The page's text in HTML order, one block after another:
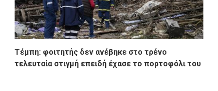
Τέμπη: φοιτητής δεν ανέβηκε στο τρένο
τελευταία στιγμή επειδή έχασε το πορτοφόλι του